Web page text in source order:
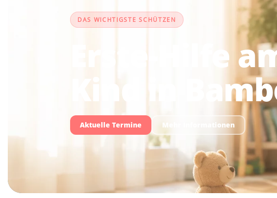
DAS WICHTIGSTE SCHÜTZEN
Erste-Hilfe
Kind in
Aktuelle Termine Mehr Informationen